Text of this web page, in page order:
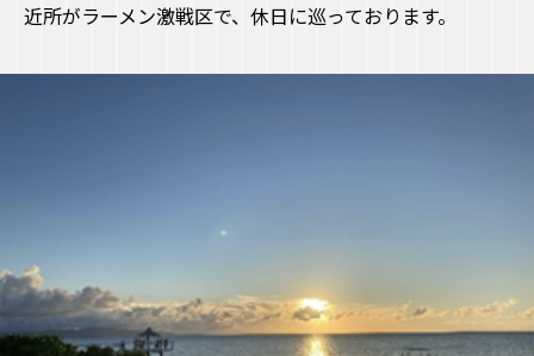
近所がラーメン激戦区で、休日に巡っております。